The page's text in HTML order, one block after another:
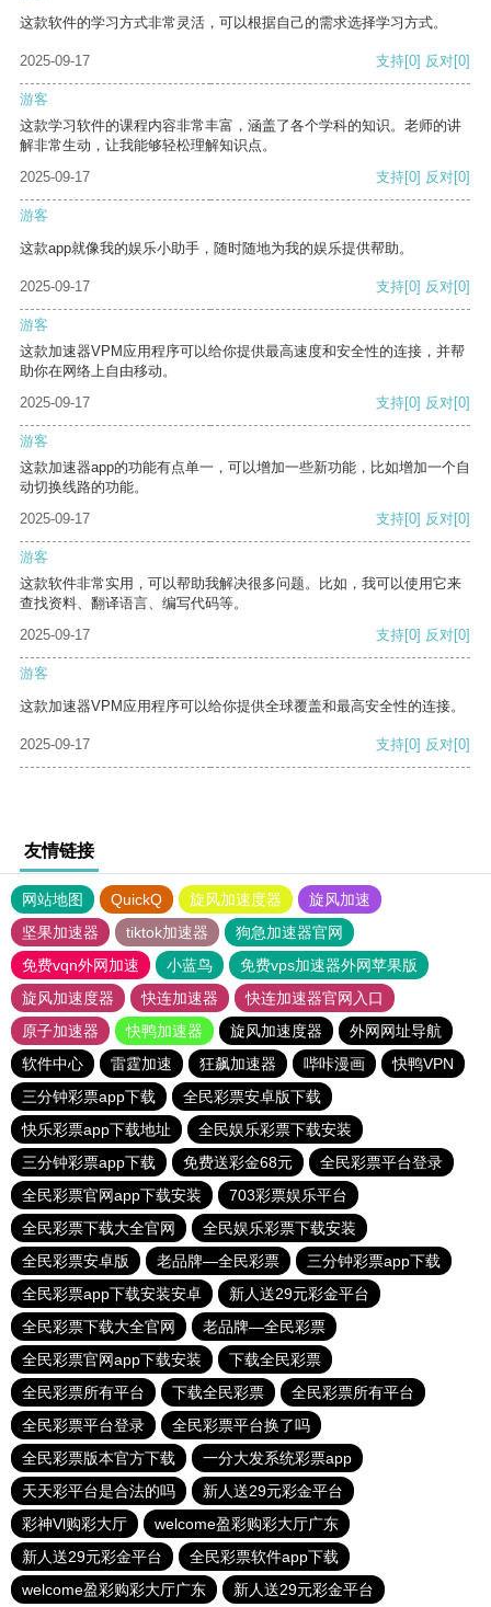
这款软件的学习方式非常灵活，可以根据自己的需求选择学习方式。
2025-09-17 支持[0] 反对[0]
游客
这款学习软件的课程内容非常丰富，涵盖了各个学科的知识。老师的讲
解非常生动，让我能够轻松理解知识点。
2025-09-17
支持[0] 反对[0]
游客
这款app就像我的娱乐小助手，随时随地为我的娱乐提供帮助。
2025-09-17 支持[0] 反对[0]
游客
这款加速器VPM应用程序可以给你提供最高速度和安全性的连接，并帮
助你在网络上自由移动。
2025-09-17
支持[0] 反对[0]
游客
这款加速器app的功能有点单一，可以增加一些新功能，比如增加一个自
动切换线路的功能。
2025-09-17
支持[0] 反对[0]
游客
这款软件非常实用，可以帮助我解决很多问题。比如，我可以使用它来
查找资料、翻译语言、编写代码等。
2025-09-17
支持[0] 反对[0]
游客
这款加速器VPM应用程序可以给你提供全球覆盖和最高安全性的连接。
2025-09-17 支持[0] 反对[0]
友情链接
网站地图 QuickQ 旋风加速度器
旋风加速
坚果加速器
tiktok加速器
狗急加速器官网
免费vqn外网加速
小蓝鸟
免费vps加速器外网苹果版
旋风加速度器
快连加速器
快连加速器官网入口
原子加速器
快鸭加速器 旋风加速度器
外网网址导航
软件中心
雷霆加速 狂飙加速器 哔咔漫画
快鸭VPN
三分钟彩票app下载
全民彩票安卓版下载
快乐彩票app下载地址
全民娱乐彩票下载安装
三分钟彩票app下载
免费送彩金68元
全民彩票平台登录
全民彩票官网app下载安装
703彩票娱乐平台
全民彩票下载大全官网
全民娱乐彩票下载安装
全民彩票安卓版
老品牌—全民彩票
三分钟彩票app下载
全民彩票app下载安装安卓
新人送29元彩金平台
全民彩票下载大全官网
老品牌—全民彩票
全民彩票官网app下载安装
下载全民彩票
全民彩票所有平台
下载全民彩票
全民彩票所有平台
全民彩票平台登录
全民彩票平台换了吗
全民彩票版本官方下载
一分大发系统彩票app
天天彩平台是合法的吗
新人送29元彩金平台
彩神Vl购彩大厅
welcome盈彩购彩大厅广东
新人送29元彩金平台
全民彩票软件app下载
welcome盈彩购彩大厅广东
新人送29元彩金平台